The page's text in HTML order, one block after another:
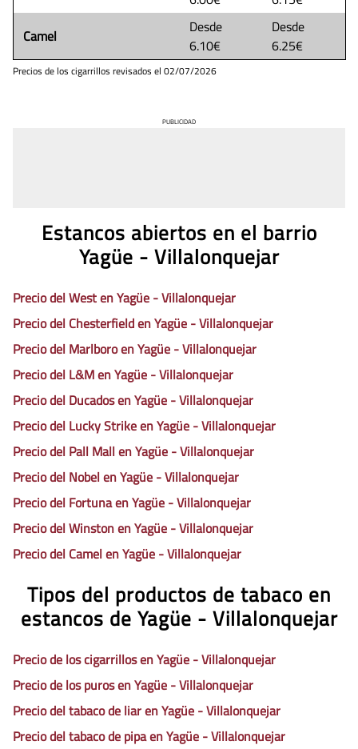
Camel
Desde
6.10€
Desde
6.25€
Precios de los cigarrillos revisados el 02/07/2026
PUBLICIDAD
Estancos abiertos en el barrio
Yagüe - Villalonquejar
Precio del West en Yagüe - Villalonquejar
Precio del Chesterfield en Yagüe - Villalonquejar
Precio del Marlboro en Yagüe - Villalonquejar
Precio del L&M en Yagüe - Villalonquejar
Precio del Ducados en Yagüe - Villalonquejar
Precio del Lucky Strike en Yagüe - Villalonquejar
Precio del Pall Mall en Yagüe - Villalonquejar
Precio del Nobel en Yagüe - Villalonquejar
Precio del Fortuna en Yagüe - Villalonquejar
Precio del Winston en Yagüe - Villalonquejar
Precio del Camel en Yagüe - Villalonquejar
Tipos del productos de tabaco en
estancos de Yagüe - Villalonquejar
Precio de los cigarrillos en Yagüe - Villalonquejar
Precio de los puros en Yagüe - Villalonquejar
Precio del tabaco de liar en Yagüe - Villalonquejar
Precio del tabaco de pipa en Yagüe - Villalonquejar